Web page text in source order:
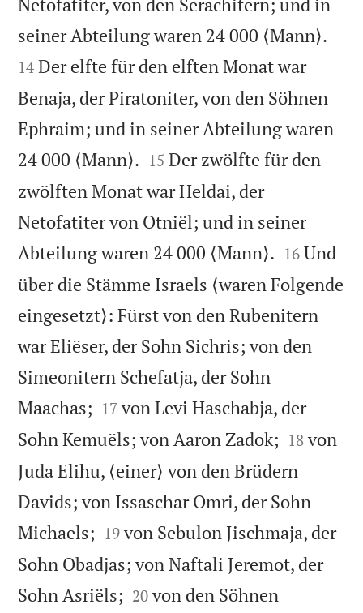
seiner Abteilung waren 24 000 ⟨Mann⟩.
14 Der elfte für den elften Monat war
Benaja, der Piratoniter, von den Söhnen
Ephraim; und in seiner Abteilung waren
24 000 ⟨Mann⟩. 

15 Der zwölfte für den
zwölften Monat war Heldai, der
Netofatiter von Otniël; und in seiner
Abteilung waren 24 000 ⟨Mann⟩. 

16 Und
über die Stämme Israels ⟨waren Folgende
eingesetzt⟩: Fürst von den Rubenitern
war Eliëser, der Sohn Sichris; von den
Simeonitern Schefatja, der Sohn
Maachas; 

17 von Levi Haschabja, der
Sohn Kemuëls; von Aaron Zadok; 

18 von
Juda Elihu, ⟨einer⟩ von den Brüdern
Davids; von Issaschar Omri, der Sohn
Michaels; 

19 von Sebulon Jischmaja, der
Sohn Obadjas; von Naftali Jeremot, der
Sohn Asriëls; 

20 von den Söhnen